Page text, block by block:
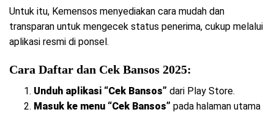
Untuk itu, Kemensos menyediakan cara mudah dan
transparan untuk mengecek status penerima, cukup melalui
aplikasi resmi di ponsel.
Cara Daftar dan Cek Bansos 2025:
Unduh aplikasi “Cek Bansos” dari Play Store.
Masuk ke menu “Cek Bansos” pada halaman utama